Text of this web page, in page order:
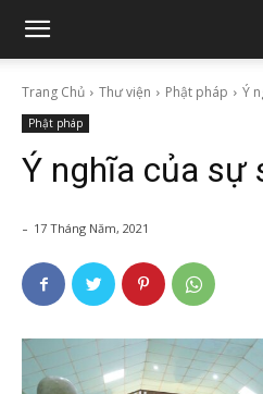
Trang Chủ Thư viện Phật pháp Ý
Phật pháp
Ý nghĩa của sự
- 17 Tháng Năm, 2021